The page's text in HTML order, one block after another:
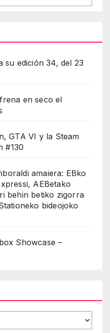
su edición 34, del 23
en seco el
GTA VI y la Steam
#130
amaiera: EBko
AEBetako
behin betiko zigorra
bideojoko
Showcase –